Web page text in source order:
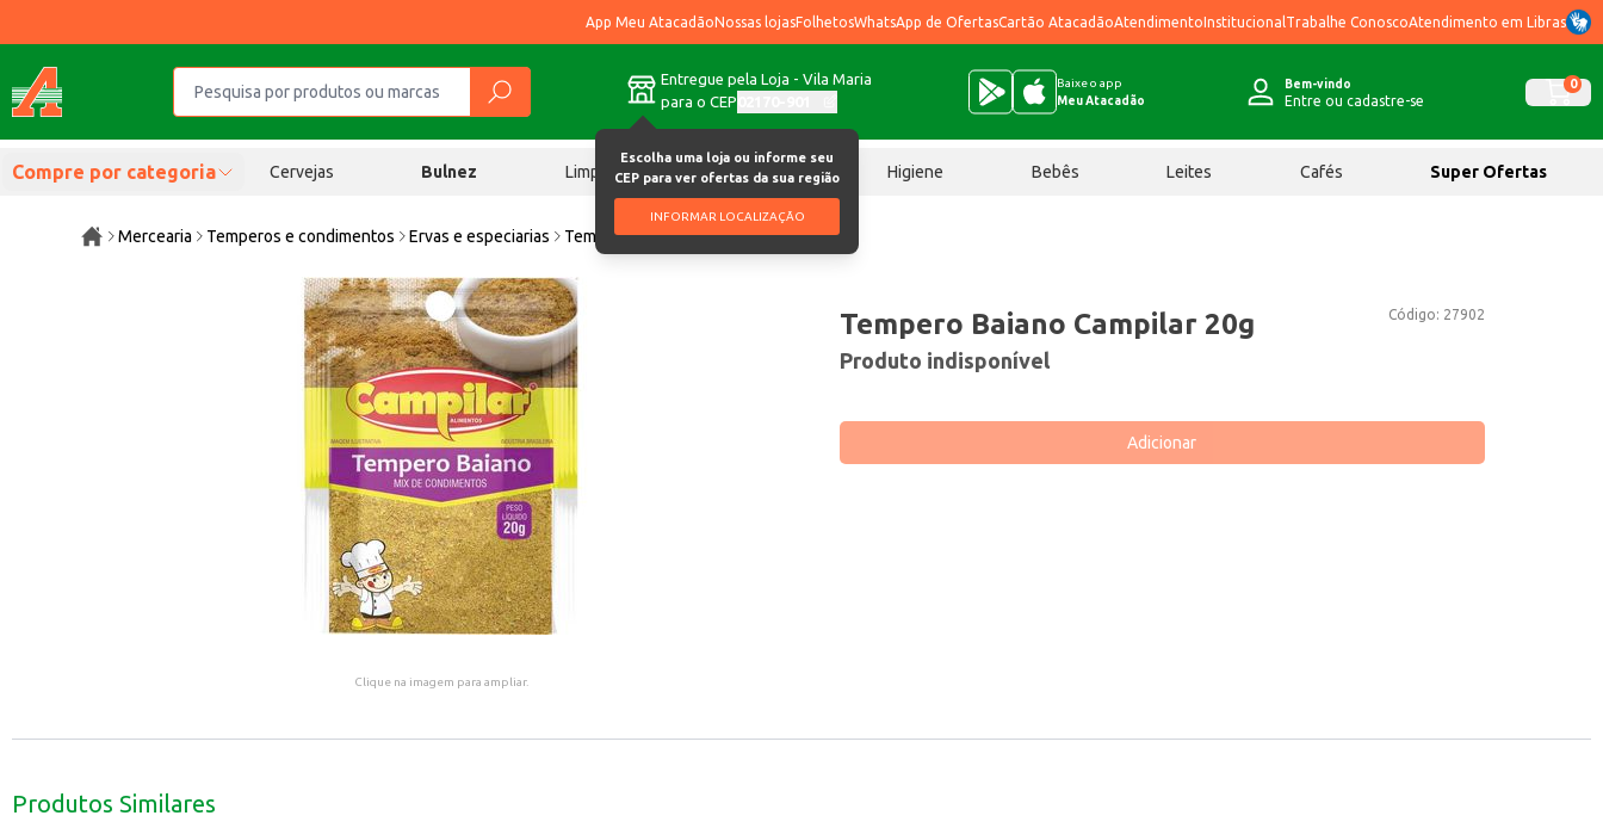
App Meu AtacadãoNossas lojasFolhetosWhatsApp de OfertasCartão AtacadãoAtendimentoInstitucional Trabalhe ConoscoAtendimento em Libras
Entregue pela Loja - Vila Maria
para o CEP
Escolha uma loja ou informe seu
CEP para ver ofertas da sua região
INFORMAR LOCALIZAÇÃO
Baixe o app
Meu Atacadão
Bem-vindo
Entre ou cadastre-se
0
Compre por categoria Cervejas Bulnez Limpeza Chocolates Higiene Bebês Leites Cafés Super Ofertas
Mercearia Temperos e condimentos Ervas e especiarias Tempero Baiano Campilar 20g
Clique na imagem para ampliar.
Código: 27902
Tempero Baiano Campilar 20g
Produto indisponível
Adicionar
Produtos Similares